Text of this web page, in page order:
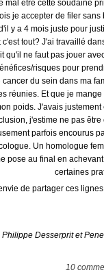
mal être cette soudaine
je accepter de filer
y a 4 mois juste pour
tout? J'ai travaillé
qu'il ne faut pas jouer
risques pour
du sein dans ma
réunies. Et que je
poids. J'avais
j'estime ne pas
parfois encourus
Un homologue
pose au final en
certaines
de partager ces
Philippe Desserprit et
10